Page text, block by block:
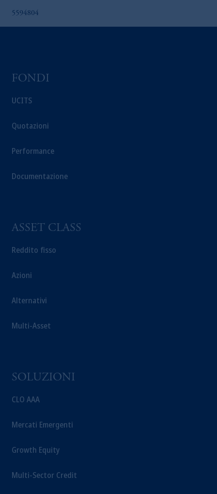
5594804
FONDI
UCITS
Quotazioni
Performance
Documentazione
ASSET CLASS
Reddito fisso
Azioni
Alternativi
Multi-Asset
SOLUZIONI
CLO AAA
Mercati Emergenti
Growth Equity
Multi-Sector Credit